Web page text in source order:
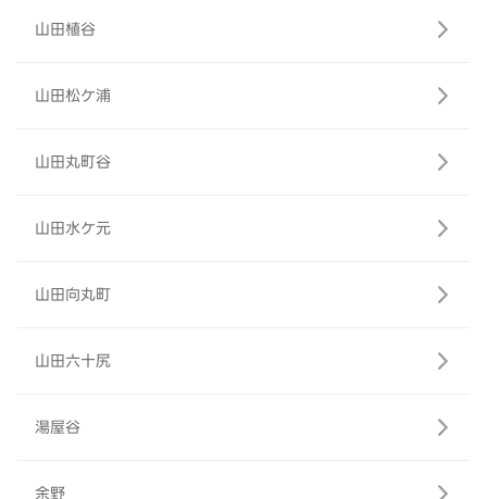
山田植谷
山田松ケ浦
山田丸町谷
山田水ケ元
山田向丸町
山田六十尻
湯屋谷
余野